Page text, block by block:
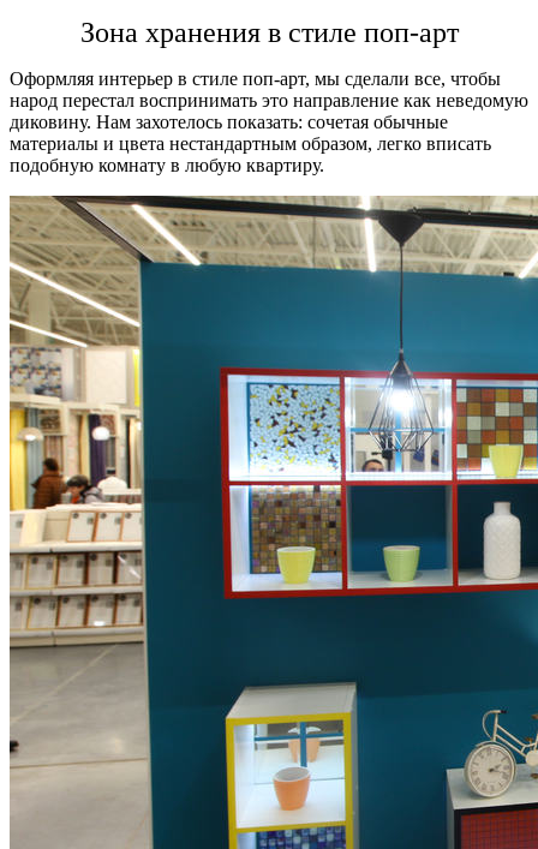
Зона хранения в стиле поп-арт
Оформляя интерьер в стиле поп-арт, мы сделали все, чтобы
народ перестал воспринимать это направление как неведомую
диковину. Нам захотелось показать: сочетая обычные
материалы и цвета нестандартным образом, легко вписать
подобную комнату в любую квартиру.